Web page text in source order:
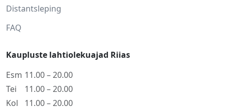
Distantsleping
FAQ
Kaupluste lahtiolekuajad Riias
Esm 11.00 – 20.00
Tei
11.00 – 20.00
Kol
11.00 – 20.00